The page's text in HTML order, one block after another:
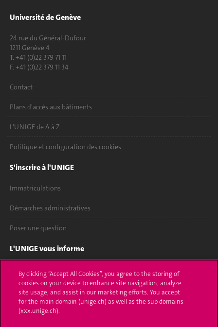
Université de Genève
24 rue du Général-Dufour
1211 Genève 4
T. +41 (0)22 379 71 11
F. +41 (0)22 379 11 34
Contact
Plans d'accès aux bâtiments
L'UNIGE de A à Z
Politique et configuration des cookies
S'inscrire à l'UNIGE
Immatriculations
Démarches administratives
Poser une question
L'UNIGE vous informe
UNIGE Mobile
Médias
Offres d'emploi
By clicking “Accept All Cookies”, you agree to the storing of
cookies on your device to enhance site navigation, analyze
site usage, and assist in our marketing efforts. You accept
for the main domain (unige.ch) as well as the sub domains
(xxx.unige.ch).